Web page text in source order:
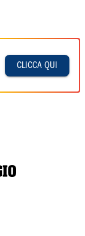
CLICCA QUI